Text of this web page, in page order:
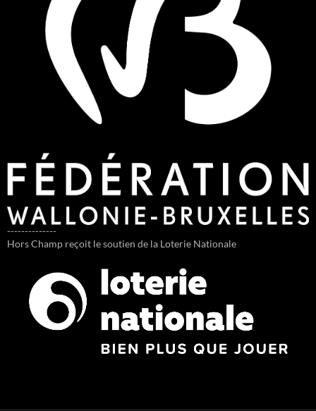
--------------
Hors Champ reçoit le soutien de la Loterie Nationale